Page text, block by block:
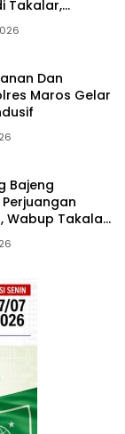
Takalar,
Pasien
Dan
Maros Gelar
Bajeng
Wabup Takalar: